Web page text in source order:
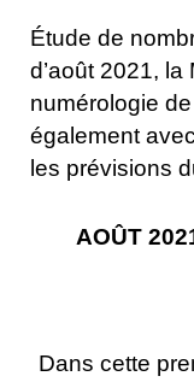
Étude de
d’août 2021,
numérologie
également
les prévisions
AOÛT
Dans cette